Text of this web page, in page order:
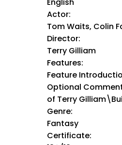
English
Actor:
Tom Waits, Colin
Director:
Terry Gilliam
Features:
Feature
Optional
of Terry
Genre:
Fantasy
Certificate: